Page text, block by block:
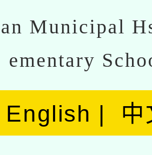
Municipal
ementary
English 中